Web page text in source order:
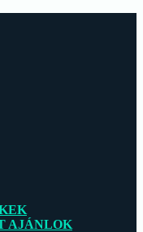
AJÁNLOK